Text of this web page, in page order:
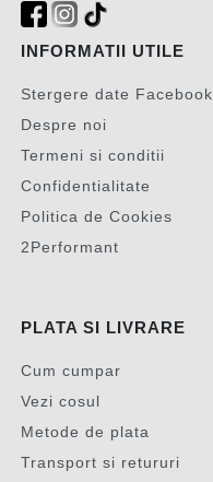
INFORMATII UTILE
Stergere date Facebook
Despre noi
Termeni si conditii
Confidentialitate
Politica de Cookies
2Performant
PLATA SI LIVRARE
Cum cumpar
Vezi cosul
Metode de plata
Transport si retururi